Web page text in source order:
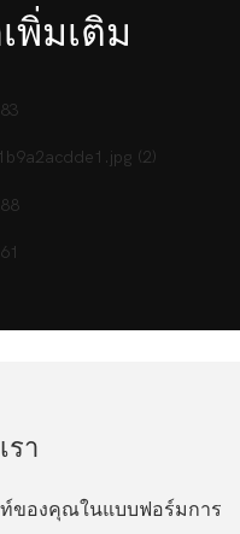
พิ่มเติม
รา
ท์ของคุณในแบบฟอร์มการ